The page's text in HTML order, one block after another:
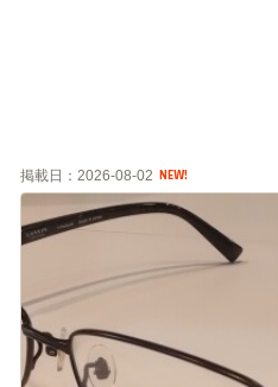
掲載日：2026-08-02 NEW!